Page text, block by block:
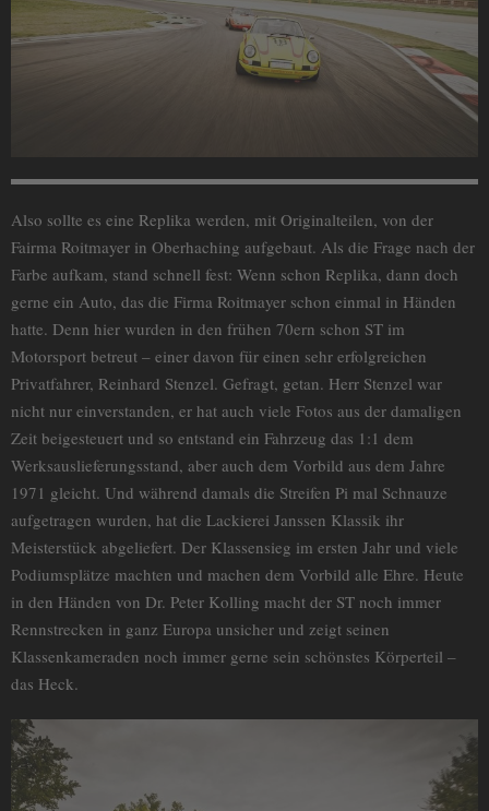
Also sollte es eine Replika werden, mit Originalteilen, von der
Fairma Roitmayer in Oberhaching aufgebaut. Als die Frage nach der
Farbe aufkam, stand schnell fest: Wenn schon Replika, dann doch
gerne ein Auto, das die Firma Roitmayer schon einmal in Händen
hatte. Denn hier wurden in den frühen 70ern schon ST im
Motorsport betreut – einer davon für einen sehr erfolgreichen
Privatfahrer, Reinhard Stenzel. Gefragt, getan. Herr Stenzel war
nicht nur einverstanden, er hat auch viele Fotos aus der damaligen
Zeit beigesteuert und so entstand ein Fahrzeug das 1:1 dem
Werksauslieferungsstand, aber auch dem Vorbild aus dem Jahre
1971 gleicht. Und während damals die Streifen Pi mal Schnauze
aufgetragen wurden, hat die Lackierei Janssen Klassik ihr
Meisterstück abgeliefert. Der Klassensieg im ersten Jahr und viele
Podiumsplätze machten und machen dem Vorbild alle Ehre. Heute
in den Händen von Dr. Peter Kolling macht der ST noch immer
Rennstrecken in ganz Europa unsicher und zeigt seinen
Klassenkameraden noch immer gerne sein schönstes Körperteil –
das Heck.